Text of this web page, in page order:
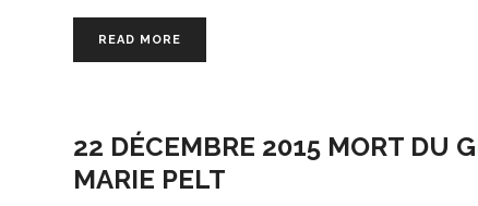
READ MORE
22 DÉCEMBRE 2015 MORT DU
MARIE PELT